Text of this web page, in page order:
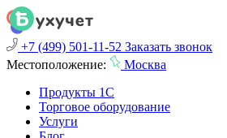
+7 (499) 501-11-52 Заказать звонок
Местоположение:
Москва
Продукты 1С
Торговое оборудование
Услуги